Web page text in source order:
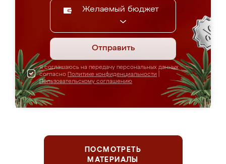
Желаемый бюджет
Отправить
Я соглашаюсь на передачу персональных данных
согласно Политике конфиденциальности
Пользовательскому соглашению
ПОСМОТРЕТЬ
МАТЕРИАЛЫ